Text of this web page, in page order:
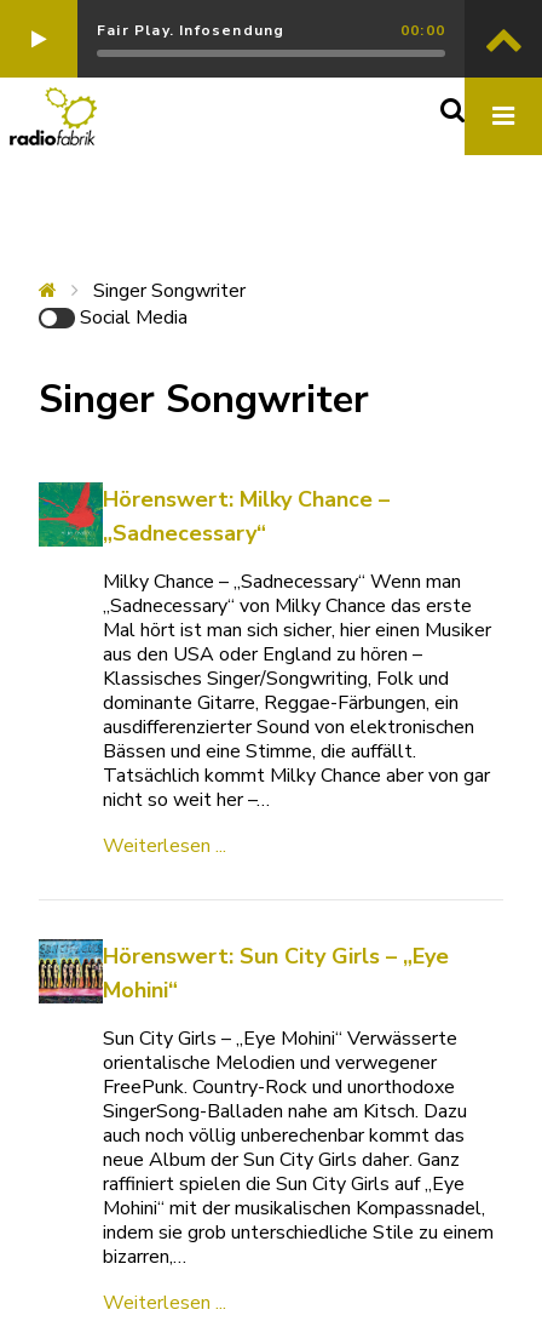
Fair Play. Infosendung 00:00
Singer Songwriter
Social Media
Singer Songwriter
Hörenswert: Milky Chance –
„Sadnecessary“
Milky Chance – „Sadnecessary“ Wenn man
„Sadnecessary“ von Milky Chance das erste
Mal hört ist man sich sicher, hier einen Musiker
aus den USA oder England zu hören –
Klassisches Singer/Songwriting, Folk und
dominante Gitarre, Reggae-Färbungen, ein
ausdifferenzierter Sound von elektronischen
Bässen und eine Stimme, die auffällt.
Tatsächlich kommt Milky Chance aber von gar
nicht so weit her –…
Weiterlesen ...
Hörenswert: Sun City Girls – „Eye
Mohini“
Sun City Girls – „Eye Mohini“ Verwässerte
orientalische Melodien und verwegener
FreePunk. Country-Rock und unorthodoxe
SingerSong-Balladen nahe am Kitsch. Dazu
auch noch völlig unberechenbar kommt das
neue Album der Sun City Girls daher. Ganz
raffiniert spielen die Sun City Girls auf „Eye
Mohini“ mit der musikalischen Kompassnadel,
indem sie grob unterschiedliche Stile zu einem
bizarren,…
Weiterlesen ...